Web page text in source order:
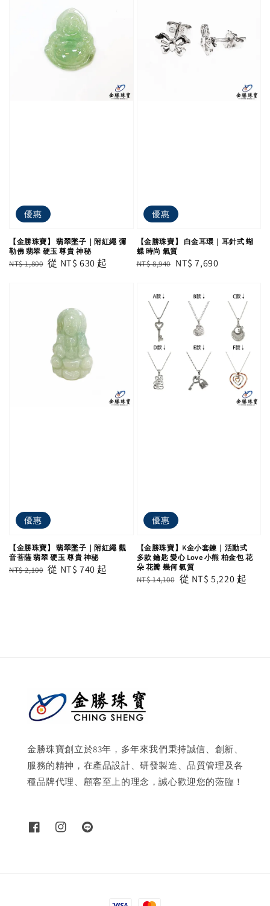
優惠
【金勝珠寶】 翡翠墜子｜附紅繩 彌
勒佛 翡翠 硬玉 尊貴 神秘
Regular
NT$ 1,800 Sale
從 NT$ 630 起
優惠
【金勝珠寶】 白金耳環｜耳針式 蝴
蝶 時尚 氣質
Regular
NT$ 8,940 Sale
NT$ 7,690
優惠
【金勝珠寶】 翡翠墜子｜附紅繩 觀
音菩薩 翡翠 硬玉 尊貴 神秘
Regular
NT$ 2,100 Sale
從 NT$ 740 起
優惠
【金勝珠寶】K金小套鍊｜活動式
多款 鑰匙 愛心 Love 小熊 柏金包 花
朵 花瓣 幾何 氣質
Regular
NT$ 14,100 Sale
從 NT$ 5,220 起
金勝珠寶創立於83年，多年來我們秉持誠信、創新、
服務的精神，在產品設計、研發製造、品質管理及各
種品牌代理、顧客至上的理念，誠心歡迎您的蒞臨！